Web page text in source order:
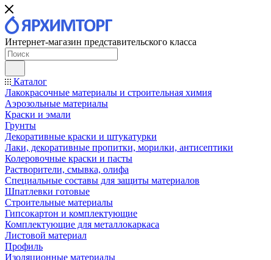
Интернет-магазин представительского класса
Каталог
Лакокрасочные материалы и строительная химия
Аэрозольные материалы
Краски и эмали
Грунты
Декоративные краски и штукатурки
Лаки, декоративные пропитки, морилки, антисептики
Колеровочные краски и пасты
Растворители, смывка, олифа
Специальные составы для защиты материалов
Шпатлевки готовые
Строительные материалы
Гипсокартон и комплектующие
Комплектующие для металлокаркаса
Листовой материал
Профиль
Изоляционные материалы